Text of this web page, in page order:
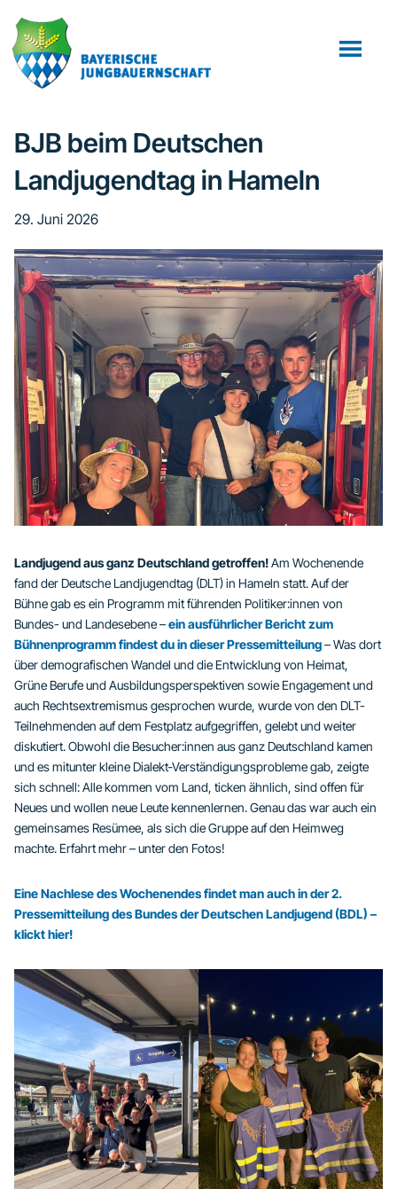
Inhalt
springen
Fußzeile
springen
BJB beim Deutschen
Landjugendtag in Hameln
29. Juni 2026
Landjugend aus ganz Deutschland getroffen!Am Wochenende
fand der Deutsche Landjugendtag (DLT) in Hameln statt. Auf der
Bühne gab es ein Programm mit führenden Politiker:innen von
Bundes- und Landesebene –ein ausführlicher Bericht zum
Bühnenprogramm findest du in dieser Pressemitteilung– Was dort
über demografischen Wandel und die Entwicklung von Heimat,
Grüne Berufe und Ausbildungsperspektiven sowie Engagement und
auch Rechtsextremismus gesprochen wurde, wurde von den DLT-
Teilnehmenden auf dem Festplatz aufgegriffen, gelebt und weiter
diskutiert. Obwohl die Besucher:innen aus ganz Deutschland kamen
und es mitunter kleine Dialekt‑Verständigungsprobleme gab, zeigte
sich schnell: Alle kommen vom Land, ticken ähnlich, sind offen für
Neues und wollen neue Leute kennenlernen. Genau das war auch ein
gemeinsames Resümee, als sich die Gruppe auf den Heimweg
machte. Erfahrt mehr – unter den Fotos!
Eine Nachlese des Wochenendes findet man auch in der 2.
Pressemitteilung des Bundes der Deutschen Landjugend (BDL) –
klickt hier!